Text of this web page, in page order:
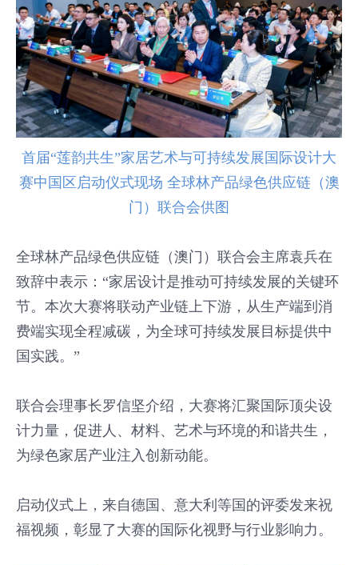
首届“莲韵共生”家居艺术与可持续发展国际设计大
赛中国区启动仪式现场 全球林产品绿色供应链（澳
门）联合会供图
全球林产品绿色供应链（澳门）联合会主席袁兵在
致辞中表示：“家居设计是推动可持续发展的关键环
节。本次大赛将联动产业链上下游，从生产端到消
费端实现全程减碳，为全球可持续发展目标提供中
国实践。”
联合会理事长罗信坚介绍，大赛将汇聚国际顶尖设
计力量，促进人、材料、艺术与环境的和谐共生，
为绿色家居产业注入创新动能。
启动仪式上，来自德国、意大利等国的评委发来祝
福视频，彰显了大赛的国际化视野与行业影响力。